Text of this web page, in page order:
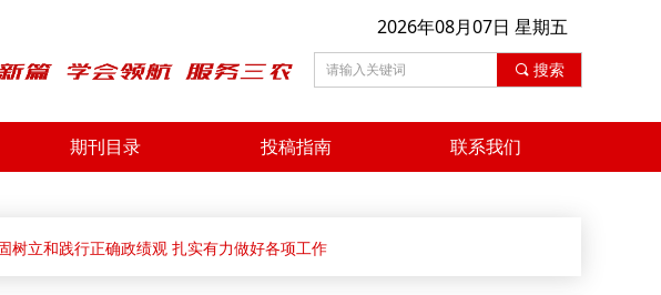
끠 搜索
期刊目录 投稿指南 联系我们
2026年08月07日 星期五
树立和践行正确政绩观 扎实有力做好各项工作